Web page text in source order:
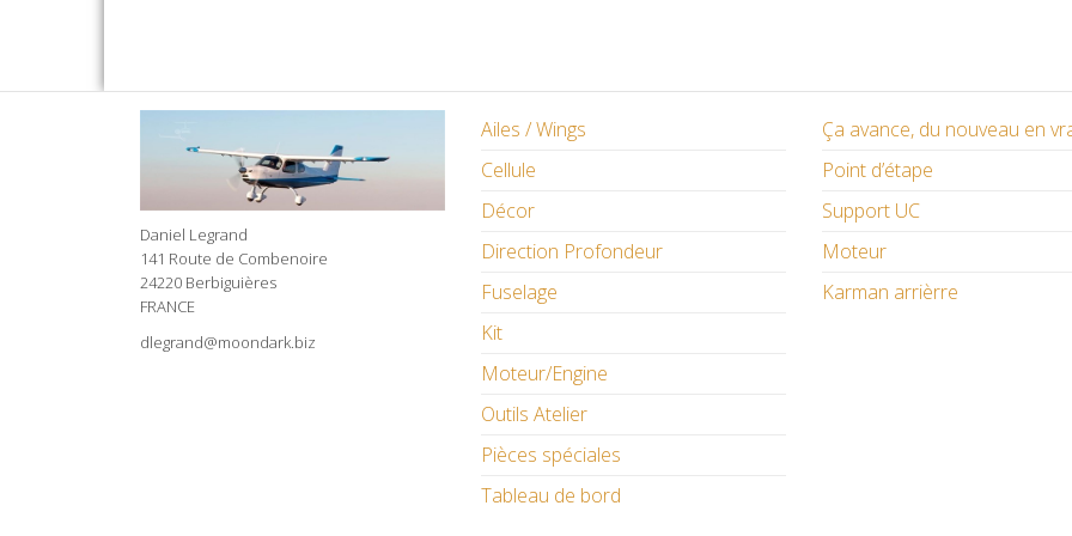
Daniel Legrand
141 Route de Combenoire
24220 Berbiguières
FRANCE
dlegrand@moondark.biz
Ailes / Wings
Cellule
Décor
Direction Profondeur
Fuselage
Kit
Moteur/Engine
Outils Atelier
Pièces spéciales
Tableau de bord
Ça avance, du nouveau en
Point d’étape
Support UC
Moteur
Karman arrièrre